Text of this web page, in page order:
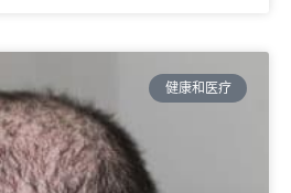
健康和医疗